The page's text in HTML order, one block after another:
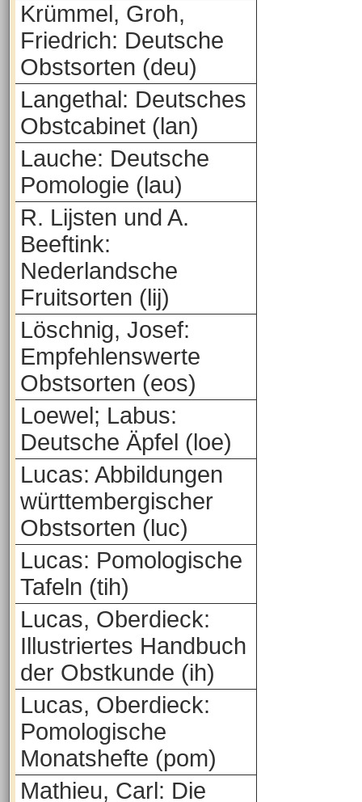
Krümmel, Groh,
Friedrich: Deutsche
Obstsorten (deu)
Langethal: Deutsches
Obstcabinet (lan)
Lauche: Deutsche
Pomologie (lau)
R. Lijsten und A.
Beeftink:
Nederlandsche
Fruitsorten (lij)
Löschnig, Josef:
Empfehlenswerte
Obstsorten (eos)
Loewel; Labus:
Deutsche Äpfel (loe)
Lucas: Abbildungen
württembergischer
Obstsorten (luc)
Lucas: Pomologische
Tafeln (tih)
Lucas, Oberdieck:
Illustriertes Handbuch
der Obstkunde (ih)
Lucas, Oberdieck:
Pomologische
Monatshefte (pom)
Mathieu, Carl: Die